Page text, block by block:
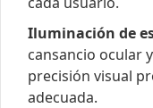
Iluminación de
cansancio ocular
precisión visual
adecuada.